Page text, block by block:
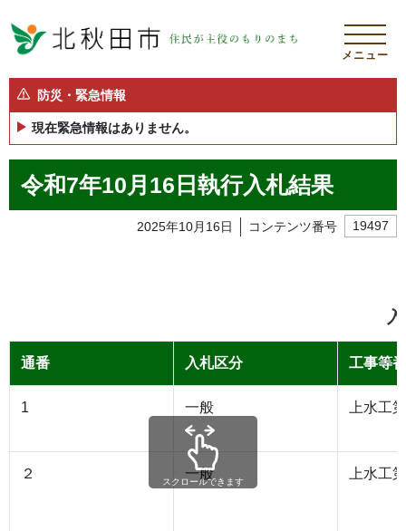
メニュー
防災・緊急情報
現在緊急情報はありません。
令和7年10月16日執行入札結果
2025年10月16日 コンテンツ番号 19497
通番 入札区分 工事等
1 一般 上水工
２ 一般 上水工
スクロールできます